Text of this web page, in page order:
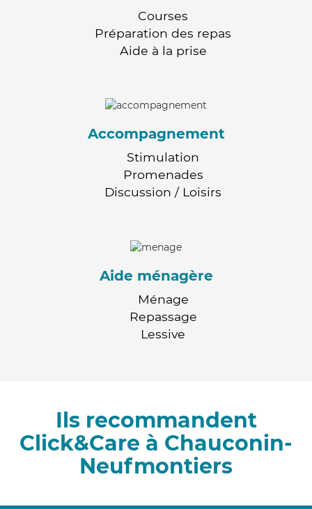
Courses
Préparation des repas
Aide à la prise
Accompagnement
Stimulation
Promenades
Discussion / Loisirs
Aide ménagère
Ménage
Repassage
Lessive
Ils recommandent
Click&Care à Chauconin-
Neufmontiers